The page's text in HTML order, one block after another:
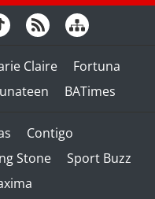
Claire
Fortuna
BATimes
Contigo
Stone
Sport Buzz